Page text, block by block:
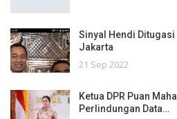
Sinyal Hendi Ditugasi
Jakarta
21 Sep 2022
Ketua DPR Puan
Perlindungan Data…